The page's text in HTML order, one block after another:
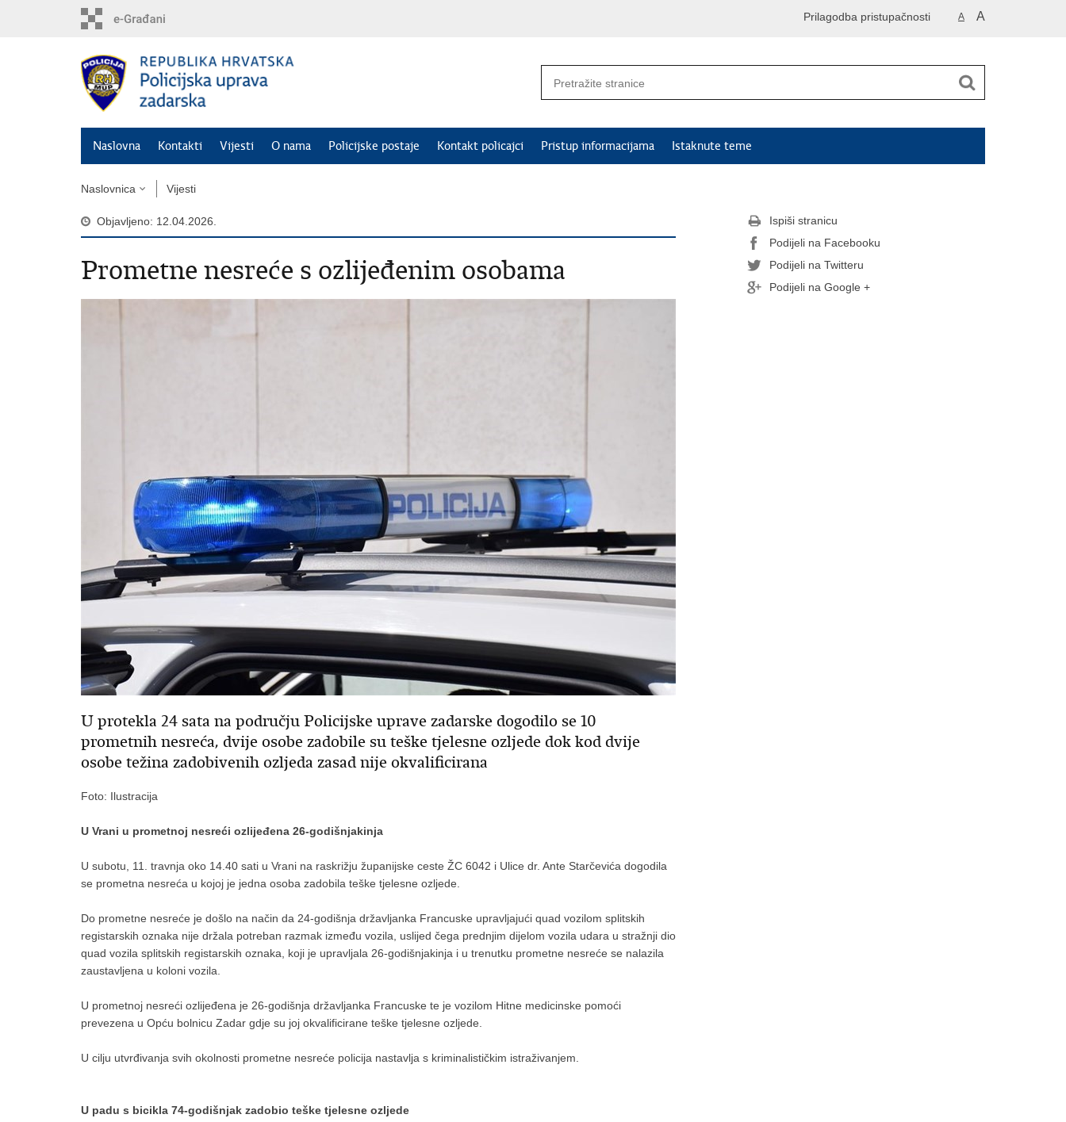
A A
Prilagodba pristupačnosti
Naslovna Kontakti Vijesti O nama Policijske postaje Kontakt policajci Pristup informacijama Istaknute teme
Naslovnica Vijesti
Objavljeno: 12.04.2026.
Prometne nesreće s ozlijeđenim osobama
U protekla 24 sata na području Policijske uprave zadarske dogodilo se 10
prometnih nesreća, dvije osobe zadobile su teške tjelesne ozljede dok kod dvije
osobe težina zadobivenih ozljeda zasad nije okvalificirana
Foto: Ilustracija
U Vrani u prometnoj nesreći ozlijeđena 26-godišnjakinja
U subotu, 11. travnja oko 14.40 sati u Vrani na raskrižju županijske ceste ŽC 6042 i Ulice dr. Ante Starčevića dogodila
se prometna nesreća u kojoj je jedna osoba zadobila teške tjelesne ozljede.
Do prometne nesreće je došlo na način da 24-godišnja državljanka Francuske upravljajući quad vozilom splitskih
registarskih oznaka nije držala potreban razmak između vozila, uslijed čega prednjim dijelom vozila udara u stražnji dio
quad vozila splitskih registarskih oznaka, koji je upravljala 26-godišnjakinja i u trenutku prometne nesreće se nalazila
zaustavljena u koloni vozila.
U prometnoj nesreći ozlijeđena je 26-godišnja državljanka Francuske te je vozilom Hitne medicinske pomoći
prevezena u Opću bolnicu Zadar gdje su joj okvalificirane teške tjelesne ozljede.
U cilju utvrđivanja svih okolnosti prometne nesreće policija nastavlja s kriminalističkim istraživanjem.
U padu s bicikla 74-godišnjak zadobio teške tjelesne ozljede
Ispiši stranicu
Podijeli na Facebooku
Podijeli na Twitteru
Podijeli na Google +